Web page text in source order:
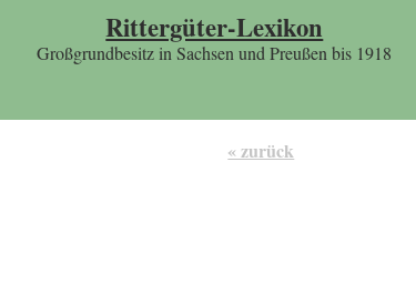
Rittergüter-Lexikon
Großgrundbesitz in Sachsen und Preußen bis 1918
« zurück